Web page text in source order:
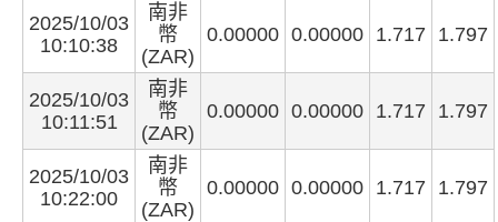
2025/10/03
10:10:38
南非
幣
(ZAR)
0.00000 0.00000 1.717 1.797
2025/10/03
10:11:51
南非
幣
(ZAR)
0.00000 0.00000 1.717 1.797
2025/10/03
10:22:00
南非
幣
(ZAR)
0.00000 0.00000 1.717 1.797